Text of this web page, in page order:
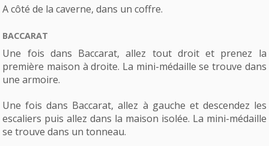
A côté de la caverne, dans un coffre.
BACCARAT
Une fois dans Baccarat, allez tout droit et prenez la
première maison à droite. La mini-médaille se trouve dans
une armoire.
Une fois dans Baccarat, allez à gauche et descendez les
escaliers puis allez dans la maison isolée. La mini-médaille
se trouve dans un tonneau.